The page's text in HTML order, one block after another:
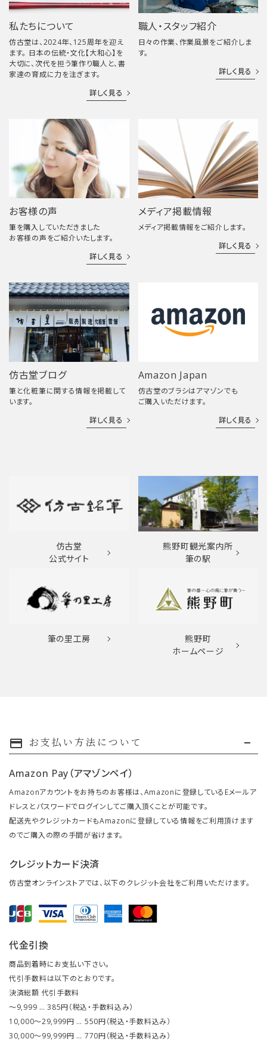
私たちについて
仿古堂は、2024年、125周年を迎え
ます。 日本の伝統・文化【大和心】を
大切に、次代を担う筆作り職人と、書
家達の育成に力を注ぎます。
詳しく見る
職人・スタッフ紹介
日々の作業、作業風景をご紹介しま
す。
詳しく見る
お客様の声
筆を購入していただきました
お客様の声をご紹介いたします。
詳しく見る
メディア掲載情報
メディア掲載情報をご紹介します。
詳しく見る
仿古堂ブログ
筆と化粧筆に関する情報を掲載して
います。
詳しく見る
Amazon Japan
仿古堂のブラシはアマゾンでも
ご購入いただけます。
詳しく見る
仿古堂
公式サイト
熊野町観光案内所
筆の駅
筆の里工房
熊野町
ホームページ
payment お支払い方法について
Amazon Pay（アマゾンペイ）
Amazonアカウントをお持ちのお客様は、Amazonに登録しているEメールア
ドレスとパスワードでログインしてご購入頂くことが可能です。
配送先やクレジットカードもAmazonに登録している情報をご利用頂けます
のでご購入の際の手間が省けます。
クレジットカード決済
仿古堂オンラインストアでは、以下のクレジット会社をご利用いただけます。
代金引換
商品到着時にお支払い下さい。
代引手数料は以下のとおりです。
決済総額 代引手数料
～9,999 … 385円（税込・手数料込み）
10,000～29,999円 … 550円（税込・手数料込み）
30,000～99,999円 … 770円（税込・手数料込み）